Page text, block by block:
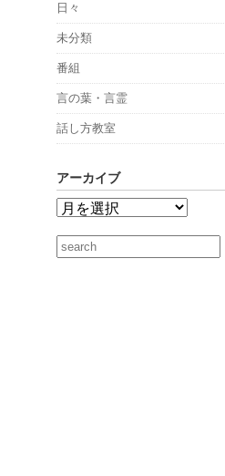
日々
未分類
番組
言の葉・言霊
話し方教室
アーカイブ